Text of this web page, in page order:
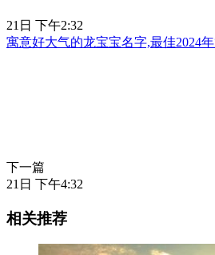
21日 下午2:32
寓意好大气的龙宝宝名字,最佳2024
下一篇
21日 下午4:32
相关推荐